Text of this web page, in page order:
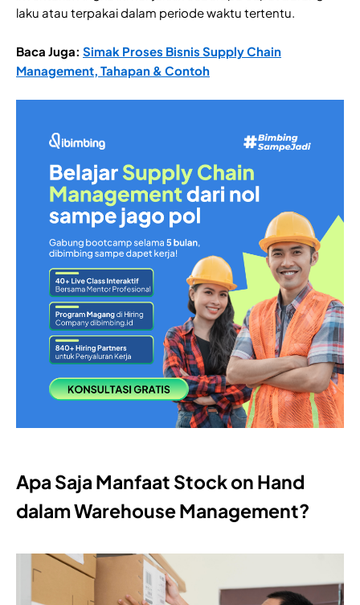
laku atau terpakai dalam periode waktu tertentu.
Baca Juga: Simak Proses Bisnis Supply Chain
Management, Tahapan & Contoh
Apa Saja Manfaat Stock on Hand
dalam Warehouse Management?